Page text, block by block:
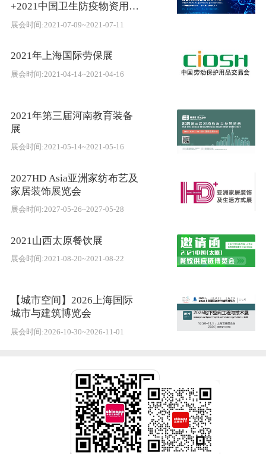
+2021中国卫生防疫物资用品
及应急救治装备展览会HAET
展会时间:2021-07-09~2021-07-11
2021年上海国际劳保展
展会时间:2021-04-14~2021-04-16
2021年第三届河南教育装备
展
展会时间:2021-05-14~2021-05-16
2027HD Asia亚洲家纺布艺及
家居装饰展览会
展会时间:2027-05-26~2027-05-28
2021山西太原餐饮展
展会时间:2021-08-20~2021-08-22
【城市空间】2026上海国际
城市与建筑博览会
展会时间:2026-10-30~2026-11-01